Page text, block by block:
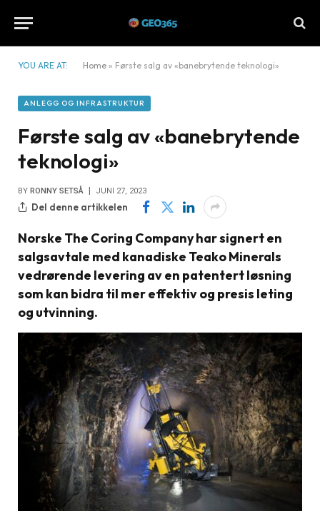
YOU ARE AT: Home » Første salg av «banebrytende teknologi»
ANLEGG OG INFRASTRUKTUR
Første salg av «banebrytende
teknologi»
BY RONNY SETSÅ JUNI 27, 2023
Del denne artikkelen
Norske The Coring Company har signert en
salgsavtale med kanadiske Teako Minerals
vedrørende levering av en patentert løsning
som kan bidra til mer effektiv og presis leting
og utvinning.